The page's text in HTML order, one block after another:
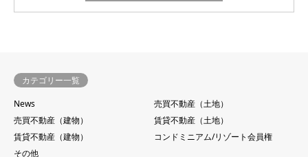
カテゴリー一覧
News
売買不動産（土地）
売買不動産（建物）
賃貸不動産（土地）
賃貸不動産（建物）
コンドミニアム/リゾート会員権
その他